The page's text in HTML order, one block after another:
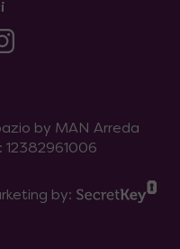
by MAN Arreda
12382961006
by: